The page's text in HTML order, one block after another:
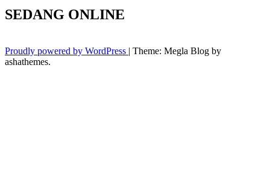
SEDANG ONLINE
Proudly powered by WordPress | Theme: Megla Blog by
ashathemes.